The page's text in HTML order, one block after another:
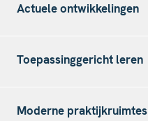
Actuele ontwikkelingen
Toepassinggericht leren
Moderne praktijkruimtes